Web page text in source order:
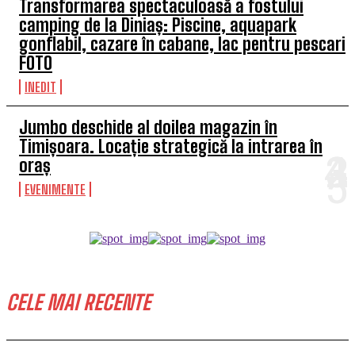
Transformarea spectaculoasă a fostului
camping de la Diniaș: Piscine, aquapark
gonflabil, cazare în cabane, lac pentru pescari
FOTO
INEDIT
Jumbo deschide al doilea magazin în
Timișoara. Locație strategică la intrarea în
oraș
EVENIMENTE
CELE MAI RECENTE